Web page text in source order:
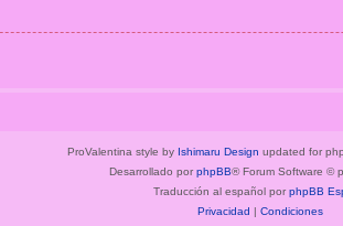
ProValentina style by Ishimaru Design updated for
Desarrollado por phpBB® Forum Software ©
Traducción al español por phpBB
Privacidad | Condiciones